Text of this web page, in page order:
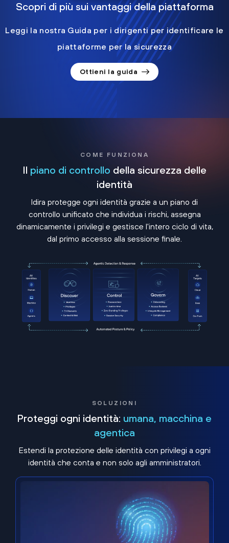
Scopri di più sui vantaggi della piattaforma
Leggi la nostra Guida per i dirigenti per identificare le
piattaforme per la sicurezza
Ottieni la guida
COME FUNZIONA
Il piano di controllo della sicurezza delle
identità
Idira protegge ogni identità grazie a un piano di
controllo unificato che individua i rischi, assegna
dinamicamente i privilegi e gestisce l'intero ciclo di vita,
dal primo accesso alla sessione finale.
SOLUZIONI
Proteggi ogni identità: umana, macchina e
agentica
Estendi la protezione delle identità con privilegi a ogni
identità che conta e non solo agli amministratori.